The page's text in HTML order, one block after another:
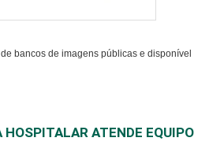
bancos de imagens públicas e disponível
HOSPITALAR ATENDE EQUIPO